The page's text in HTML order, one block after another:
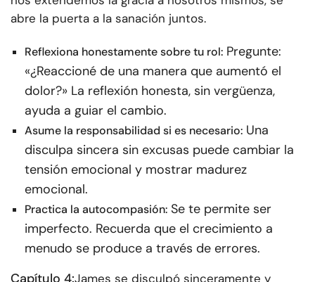
abre la puerta a la sanación juntos.
Reflexiona honestamente sobre tu rol: Pregunte:
«¿Reaccioné de una manera que aumentó el
dolor?» La reflexión honesta, sin vergüenza,
ayuda a guiar el cambio.
Asume la responsabilidad si es necesario: Una
disculpa sincera sin excusas puede cambiar la
tensión emocional y mostrar madurez
emocional.
Practica la autocompasión: Se te permite ser
imperfecto. Recuerda que el crecimiento a
menudo se produce a través de errores.
Capítulo 4:James se disculpó sinceramente y